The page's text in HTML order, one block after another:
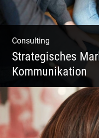
Consulting
Strategisches
Kommunikation
Deine Darstellung